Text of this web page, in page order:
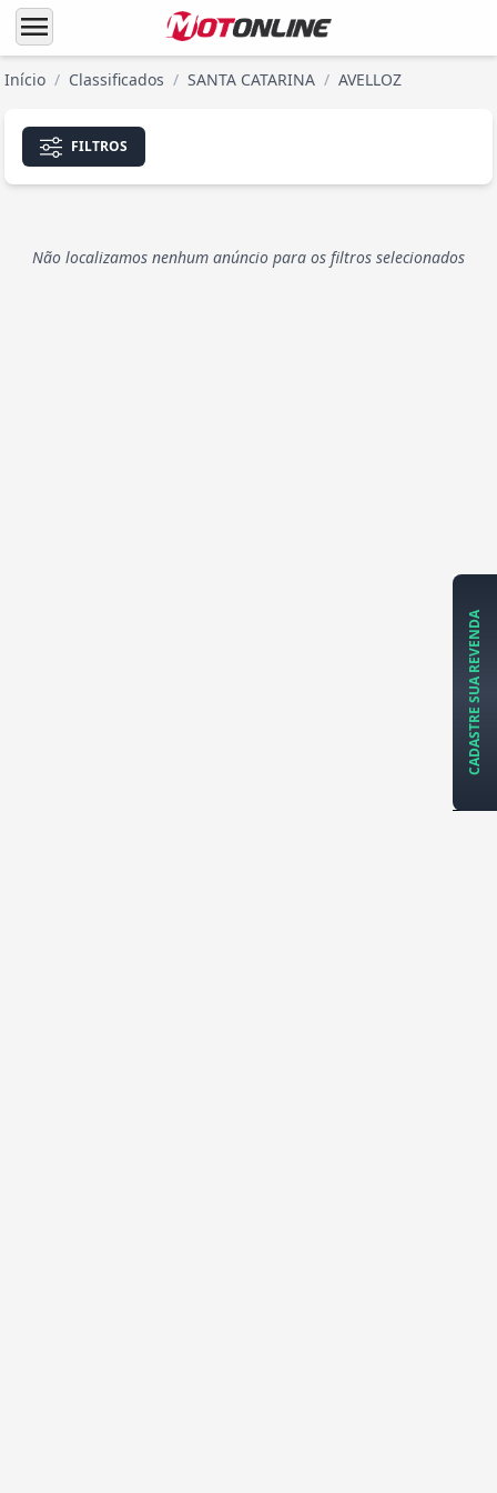
menu
Início / Classificados / SANTA CATARINA / AVELLOZ
FILTROS
Não localizamos nenhum anúncio para os filtros selecionados
CADASTRE SUA REVENDA